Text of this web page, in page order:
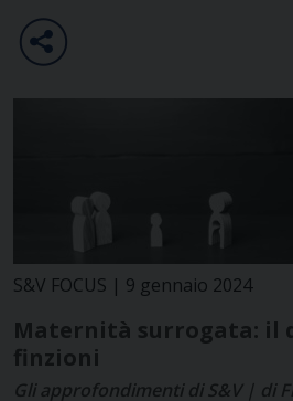
S&V FOCUS | 9 gennaio 2024
Maternità surrogata: il
finzioni
Gli approfondimenti di S&V | di